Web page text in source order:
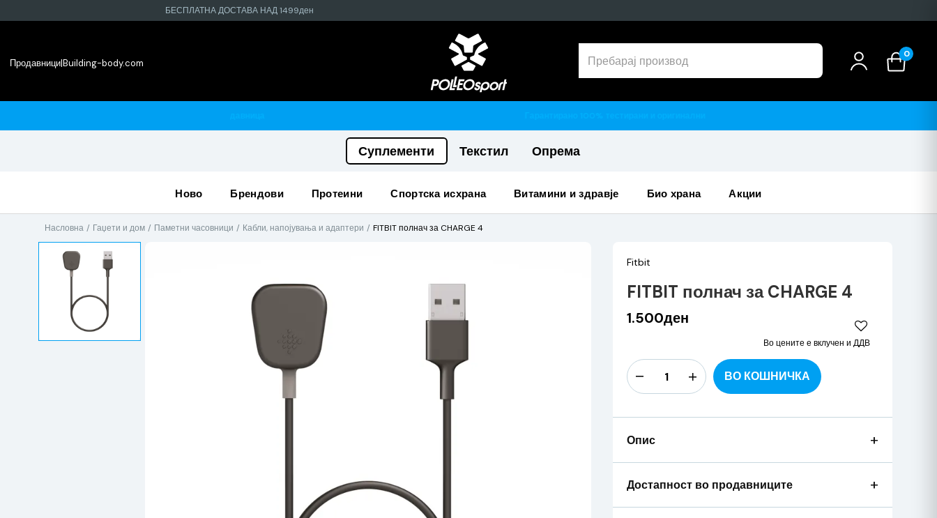
БЕСПЛАТНА ДОСТАВА НАД 1499ден
Продавници|Building-body.com
0
Суплементи Текстил Опрема
ново брендови протеини спортска исхрана витамини и здравје био храна акции
Насловна Гаџети и дом Паметни часовници Кабли, напојувања и адаптери FITBIT полнач за CHARGE 4
Fitbit
FITBIT полнач за CHARGE 4
1.500ден
Во цените е вклучен и ДДВ
ВО КОШНИЧКА
Опис +
Достапност во продавниците +